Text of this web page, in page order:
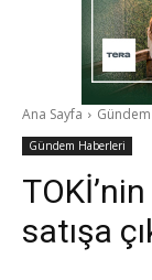
Ana Sayfa
Gündem Haberleri
satışa